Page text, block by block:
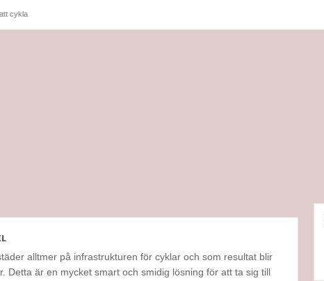
cykla
alltmer på infrastrukturen för cyklar och som resultat blir
Detta är en mycket smart och smidig lösning för att ta sig till